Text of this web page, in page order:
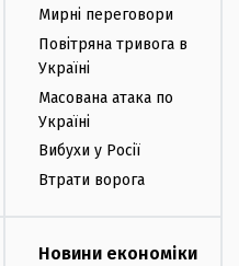
Мирні переговори
Повітряна тривога в
Україні
Масована атака по
Україні
Вибухи у Росії
Втрати ворога
Новини економіки